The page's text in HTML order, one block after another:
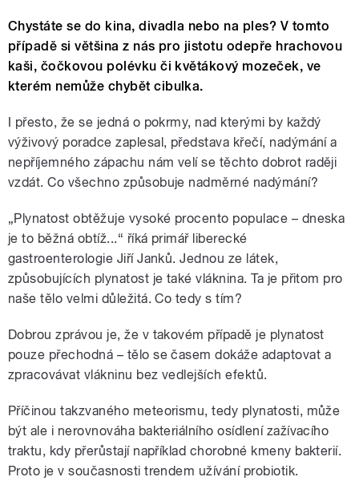
Chystáte se do kina, divadla nebo na ples? V tomto
případě si většina z nás pro jistotu odepře hrachovou
kaši, čočkovou polévku či květákový mozeček, ve
kterém nemůže chybět cibulka.
I přesto, že se jedná o pokrmy, nad kterými by každý
výživový poradce zaplesal, představa křečí, nadýmání a
nepříjemného zápachu nám velí se těchto dobrot raději
vzdát. Co všechno způsobuje nadměrné nadýmání?
„Plynatost obtěžuje vysoké procento populace – dneska
je to běžná obtíž...“ říká primář liberecké
gastroenterologie Jiří Janků. Jednou ze látek,
způsobujících plynatost je také vláknina. Ta je přitom pro
naše tělo velmi důležitá. Co tedy s tím?
Dobrou zprávou je, že v takovém případě je plynatost
pouze přechodná – tělo se časem dokáže adaptovat a
zpracovávat vlákninu bez vedlejších efektů.
Příčinou takzvaného meteorismu, tedy plynatosti, může
být ale i nerovnováha bakteriálního osídlení zažívacího
traktu, kdy přerůstají například chorobné kmeny bakterií.
Proto je v současnosti trendem užívání probiotik.